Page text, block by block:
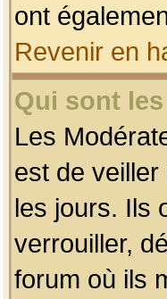
ont
Revenir en
Qui sont
Les
est de
les jours. Ils
verrouiller,
forum où ils